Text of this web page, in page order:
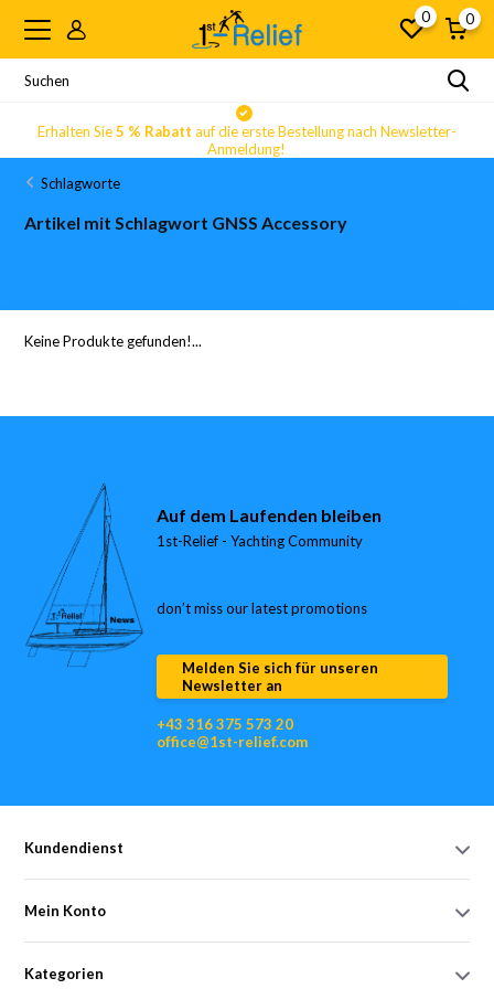
0 0
Erhalten Sie5 % Rabatt auf die erste Bestellung nach Newsletter-
Anmeldung!
Schlagworte
Artikel mit Schlagwort GNSS Accessory
Keine Produkte gefunden!...
Auf dem Laufenden bleiben
1st-Relief - Yachting Community
don’t miss our latest promotions
Melden Sie sich für unseren
Newsletter an
+43 316 375 573 20
office@1st-relief.com
Kundendienst
Mein Konto
Kategorien